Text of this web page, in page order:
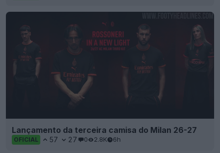
Lançamento da terceira camisa do Milan 26-27
OFICIAL 57 27 0 2.8K 6h